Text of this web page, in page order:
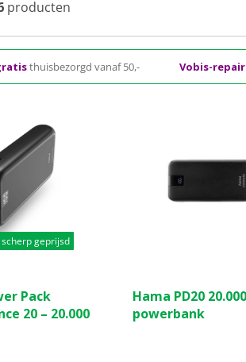
producten
thuisbezorgd vanaf 50,- Vobis-repair
geprijsd
Pack
20 – 20.000
van
de
Hama PD20 20.000
powerbank